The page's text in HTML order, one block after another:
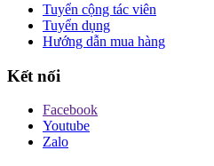
Tuyển cộng tác viên
Tuyển dụng
Hướng dẫn mua hàng
Kết nối
Facebook
Youtube
Zalo